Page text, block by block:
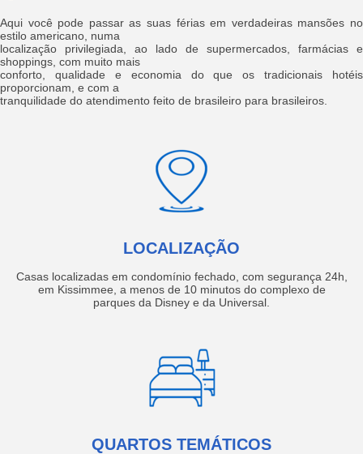
Aqui você pode passar as suas férias em verdadeiras mansões no
estilo americano, numa
localização privilegiada, ao lado de supermercados, farmácias e
shoppings, com muito mais
conforto, qualidade e economia do que os tradicionais hotéis
proporcionam, e com a
tranquilidade do atendimento feito de brasileiro para brasileiros.
LOCALIZAÇÃO
Casas localizadas em condomínio fechado, com segurança 24h,
em Kissimmee, a menos de 10 minutos do complexo de
parques da Disney e da Universal.
QUARTOS TEMÁTICOS